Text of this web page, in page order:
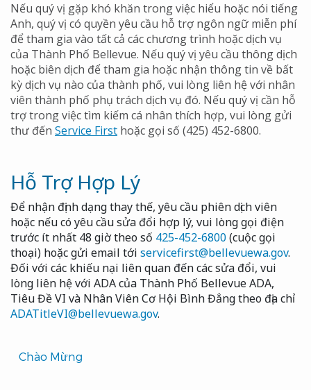
Translated
Chào Mừng
Nếu quý vị gặp khó khăn trong việc hiểu hoặc nói tiếng
Anh, quý vị có quyền yêu cầu hỗ trợ ngôn ngữ miễn phí
để tham gia vào tất cả các chương trình hoặc dịch vụ
của Thành Phố Bellevue. Nếu quý vị yêu cầu thông dịch
hoặc biên dịch để tham gia hoặc nhận thông tin về bất
kỳ dịch vụ nào của thành phố, vui lòng liên hệ với nhân
viên thành phố phụ trách dịch vụ đó. Nếu quý vị cần hỗ
trợ trong việc tìm kiếm cá nhân thích hợp, vui lòng gửi
thư đến Service First hoặc gọi số (425) 452-6800.
Hỗ Trợ Hợp Lý
Để nhận định dạng thay thế, yêu cầu phiên dịch viên
hoặc nếu có yêu cầu sửa đổi hợp lý, vui lòng gọi điện
trước ít nhất 48 giờ theo số 425-452-6800(cuộc gọi
thoại) hoặc gửi email tới servicefirst@bellevuewa.gov.
Đối với các khiếu nại liên quan đến các sửa đổi, vui
lòng liên hệ với ADA của Thành Phố Bellevue ADA,
Tiêu Đề VI và Nhân Viên Cơ Hội Bình Đẳng theo địa chỉ
ADATitleVI@bellevuewa.gov.